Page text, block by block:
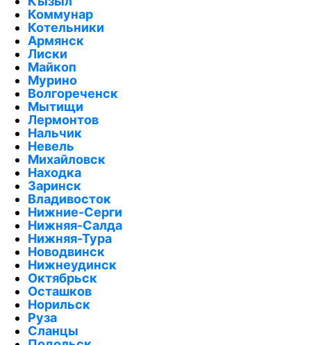
Коммунар
Котельники
Армянск
Лиски
Майкоп
Мурино
Волгореченск
Мытищи
Лермонтов
Нальчик
Невель
Михайловск
Находка
Заринск
Владивосток
Нижние-Серги
Нижняя-Салда
Нижняя-Тура
Новодвинск
Нижнеудинск
Октябрьск
Осташков
Норильск
Руза
Сланцы